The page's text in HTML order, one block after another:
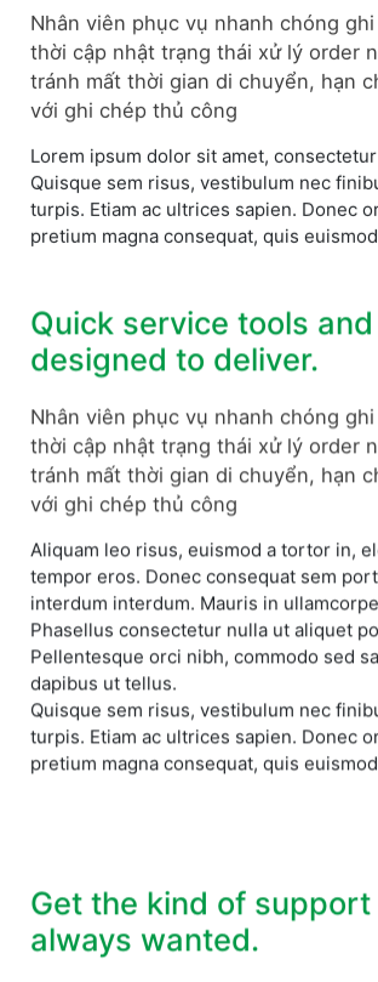
Nhân viên phục vụ nhanh chóng
thời cập nhật trạng thái xử lý order
tránh mất thời gian di chuyển, hạn
với ghi chép thủ công
Lorem ipsum dolor sit amet,
Quisque sem risus, vestibulum nec
turpis. Etiam ac ultrices sapien. Donec
pretium magna consequat, quis
Quick service tools
designed to deliver.
Nhân viên phục vụ nhanh chóng
thời cập nhật trạng thái xử lý order
tránh mất thời gian di chuyển, hạn
với ghi chép thủ công
Aliquam leo risus, euismod a tortor in,
tempor eros. Donec consequat sem
interdum interdum. Mauris in
Phasellus consectetur nulla ut aliquet
Pellentesque orci nibh, commodo sed
dapibus ut tellus.
Quisque sem risus, vestibulum nec
turpis. Etiam ac ultrices sapien. Donec
pretium magna consequat, quis
Get the kind of support
always wanted.